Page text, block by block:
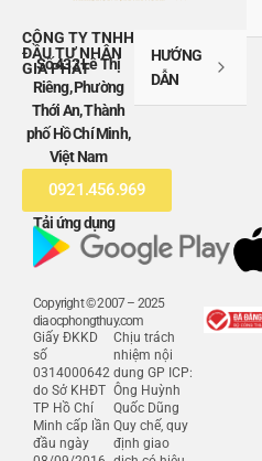
CÔNG TY TNHH
ĐẦU TƯ NHÂN
GIA PHÁT
Số 432 Lê Thị
Riêng, Phường
Thới An, Thành
phố Hồ Chí Minh,
Việt Nam
0921.456.969
HƯỚNG
DẪN
Tải ứng dụng
Copyright © 2007 – 2025
diaocphongthuy.com
Giấy ĐKKD
số
0314000642
do Sở KHĐT
TP Hồ Chí
Minh cấp lần
đầu ngày
Chịu trách
nhiệm nội
dung GP ICP:
Ông Huỳnh
Quốc Dũng
Quy chế, quy
định giao